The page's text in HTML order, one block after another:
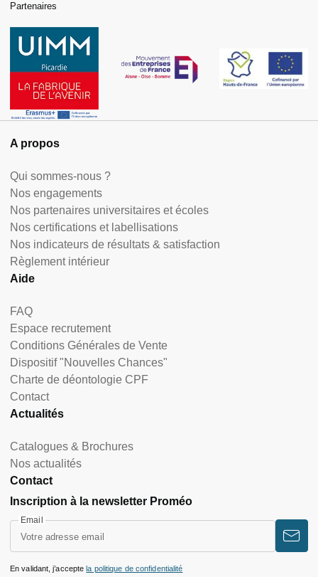
A propos
Qui sommes-nous ?
Nos engagements
Nos partenaires universitaires et écoles
Nos certifications et labellisations
Nos indicateurs de résultats & satisfaction
Règlement intérieur
Aide
FAQ
Espace recrutement
Conditions Générales de Vente
Dispositif "Nouvelles Chances"
Charte de déontologie CPF
Contact
Actualités
Catalogues & Brochures
Nos actualités
Contact
Inscription à la newsletter Proméo
Email
En validant, j’accepte la politique de confidentialité
Partenaires